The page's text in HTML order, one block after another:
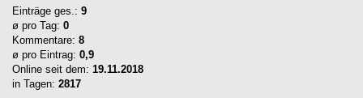
Einträge ges.: 9
ø pro Tag: 0
Kommentare: 8
ø pro Eintrag: 0,9
Online seit dem: 19.11.2018
in Tagen: 2817